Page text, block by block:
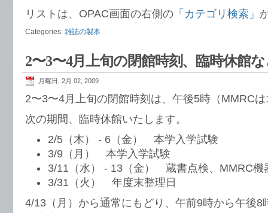
リストは、OPAC画面の右側の 「カテゴリ検索」
Categories: 雑誌の製本
2〜3〜4月上旬の閉館時刻、臨時休館
月曜日, 2月 02, 2009
2〜3〜4月上旬の閉館時刻は、午後5時（MMRC
次の期間、臨時休館いたします。
2/5（木） - 6（金） 本学入学試験
3/9（月） 本学入学試験
3/11（水） - 13（金） 蔵書点検、MMRC機
3/31（火） 年度末整理日
4/13（月）から通常にもどり、午前9時から午後8